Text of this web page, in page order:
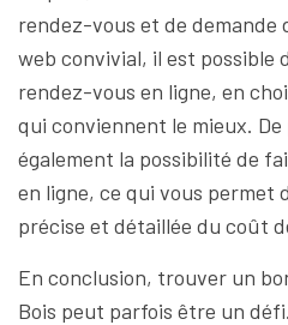
rendez-vous et de demande
web convivial, il est possible
rendez-vous en ligne, en
qui conviennent le mieux. De
également la possibilité de
en ligne, ce qui vous permet
précise et détaillée du coût
En conclusion, trouver un
Bois peut parfois être un